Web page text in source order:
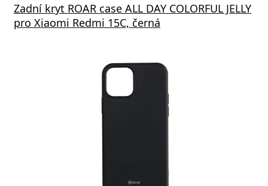
Zadní kryt ROAR case ALL DAY COLORFUL JELLY
pro Xiaomi Redmi 15C, černá